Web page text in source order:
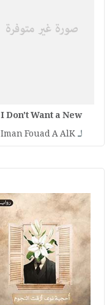
I Don't Want a New
لـIman Fouad A AlK